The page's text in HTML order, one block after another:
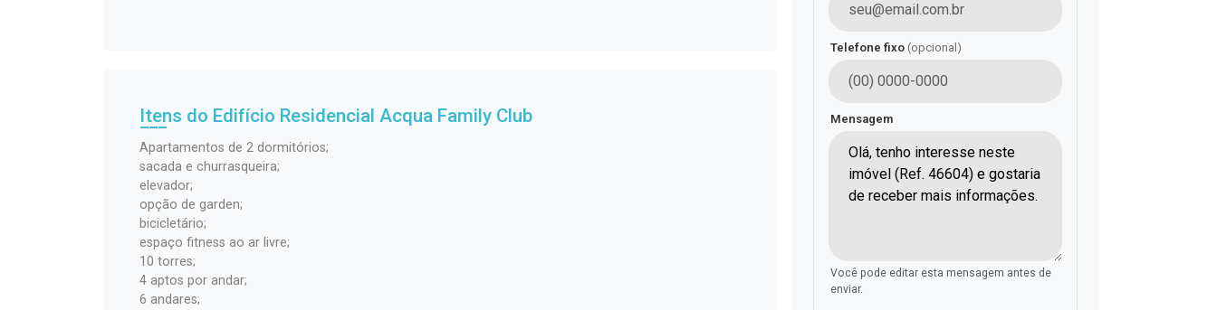
Itens do Edifício Residencial Acqua Family Club
Apartamentos de 2 dormitórios;
sacada e churrasqueira;
elevador;
opção de garden;
bicicletário;
espaço fitness ao ar livre;
10 torres;
4 aptos por andar;
6 andares;
Telefone fixo (opcional)
Mensagem
Você pode editar esta mensagem antes de
enviar.